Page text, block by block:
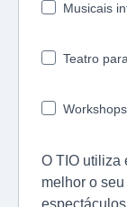
Musicais
Teatro
O TIO utiliza
melhor o